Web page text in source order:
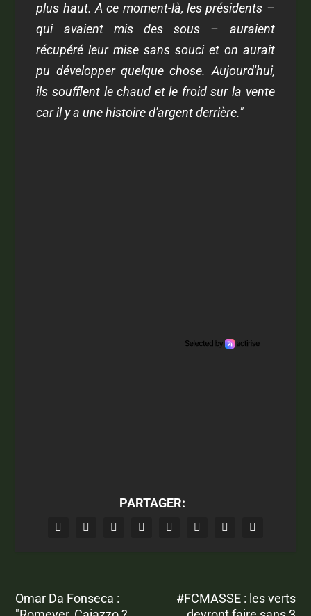
plus haut. A ce moment-là, les présidents –
qui avaient mis des sous – auraient
récupéré leur mise sans souci et on aurait
pu développer quelque chose. Aujourd'hui,
ils soufflent le chaud et le froid sur la vente
car il y a une histoire d'argent derrière."
PARTAGER:
Omar Da Fonseca :
#FCMASSE : les verts